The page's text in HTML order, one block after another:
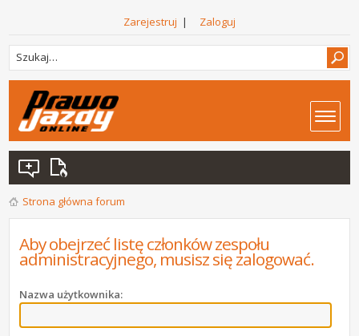
Zarejestruj | Zaloguj
Strona główna forum
Aby obejrzeć listę członków zespołu
administracyjnego, musisz się zalogować.
Nazwa użytkownika: